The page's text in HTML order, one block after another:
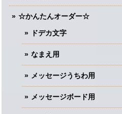
☆かんたんオーダー☆
ドデカ文字
なまえ用
メッセージうちわ用
メッセージボード用